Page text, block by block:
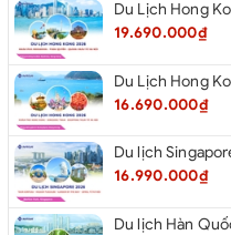
19.690.000₫
16.690.000₫
16.990.000₫